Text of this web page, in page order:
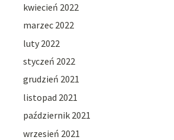
kwiecień 2022
marzec 2022
luty 2022
styczeń 2022
grudzień 2021
listopad 2021
październik 2021
wrzesień 2021